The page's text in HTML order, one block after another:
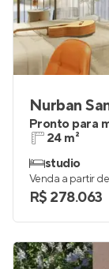
Nurban
Pronto para
24 m²
studio
Venda a partir de
R$ 278.063